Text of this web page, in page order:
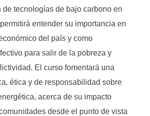
de tecnologías de bajo carbono en
entender su importancia en
del país y como
para salir de la pobreza y
El curso fomentará una
ética y de responsabilidad sobre
acerca de su impacto
desde el punto de vista